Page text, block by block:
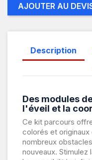
AJOUTER AU
Description
Des modules
l'éveil et la
Ce kit parcours
colorés et
nombreux
nouveaux.